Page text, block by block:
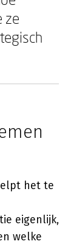
ze
het te
eigenlijk,
welke